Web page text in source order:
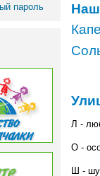
пароль
Наш
Л -
О -
Ш -